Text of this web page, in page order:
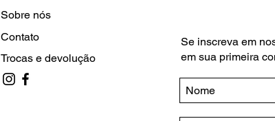
Sobre nós
Contato
Trocas e devolução
Se inscreva em
em sua primeira